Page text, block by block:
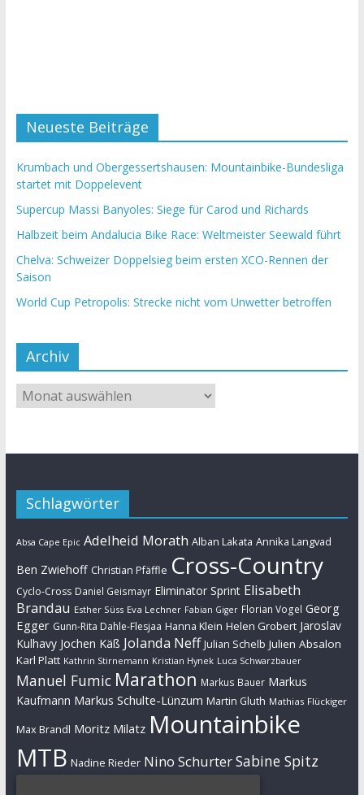
Neueste Beiträge
Krumbach und Obergessertshausen: Mountainbike-Bundesliga
startet mit Doppelevent
Supercup Massi Banyoles: Siege für Carod und Richards
Halbzeit beim Andalucia Bike Race: Weltmeister Seewald führt
Chelva: Schweizer Doppelsieg beim ersten XCO-Rennen der
Saison
World Cup Petropolis: Strecke nicht vom Unwetter betroffen
Archiv
Schlagwörter
Absa Cape Epic Adelheid Morath Alban Lakata Annika Langvad
Ben Zwiehoff Christian Pfäffle Cross-Country
Cyclo-Cross Daniel Geismayr Eliminator Sprint Elisabeth
Brandau Esther Süss Eva Lechner Fabian Giger Florian Vogel Georg
Egger Gunn-Rita Dahle-Flesjaa Hanna Klein Helen Grobert Jaroslav
Kulhavy Jochen Käß Jolanda Neff Julian Schelb Julien Absalon
Karl Platt Kathrin Stirnemann Kristian Hynek Luca Schwarzbauer
Manuel Fumic Marathon Markus Bauer Markus
Kaufmann Markus Schulte-Lünzum Martin Gluth Mathias Flückiger
Max Brandl Moritz Milatz Mountainbike
MTB Nadine Rieder Nino SchurterSabine Spitz